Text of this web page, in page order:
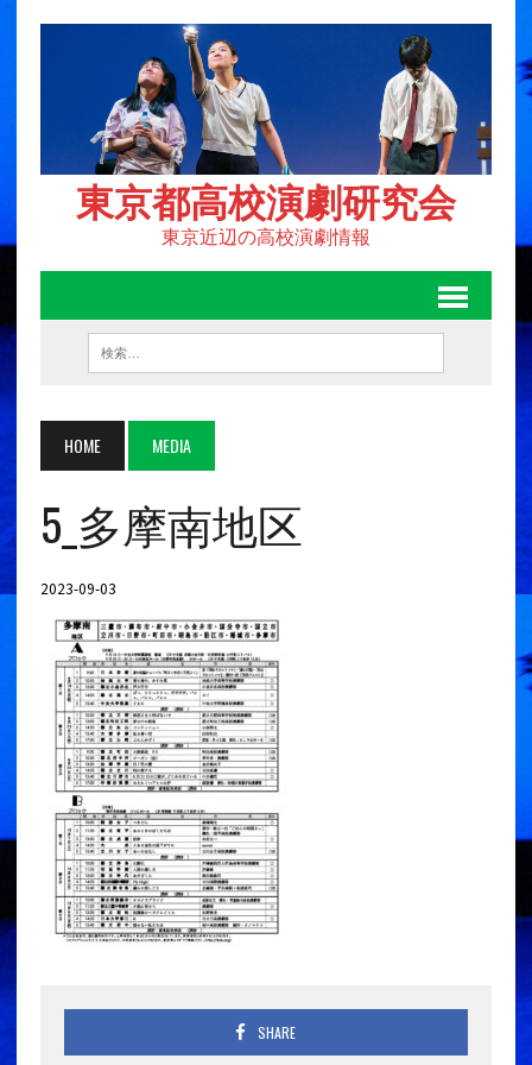
東京都高校演劇研究会
東京近辺の高校演劇情報
HOME MEDIA
5_多摩南地区
2023-09-03
SHARE